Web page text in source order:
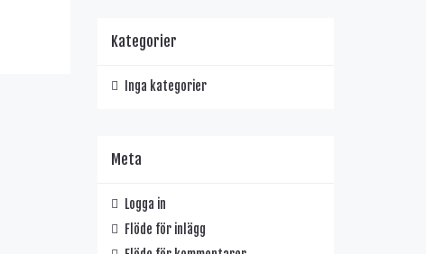
Kategorier
Inga kategorier
Meta
Logga in
Flöde för inlägg